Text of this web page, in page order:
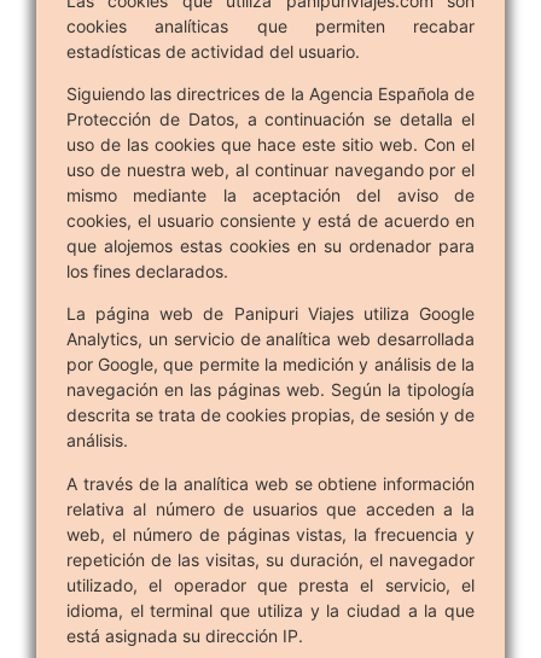
cookies analíticas que permiten recabar
estadísticas de actividad del usuario.
Siguiendo las directrices de la Agencia Española de
Protección de Datos, a continuación se detalla el
uso de las cookies que hace este sitio web. Con el
uso de nuestra web, al continuar navegando por el
mismo mediante la aceptación del aviso de
cookies, el usuario consiente y está de acuerdo en
que alojemos estas cookies en su ordenador para
los fines declarados.
La página web de Panipuri Viajes utiliza Google
Analytics, un servicio de analítica web desarrollada
por Google, que permite la medición y análisis de la
navegación en las páginas web. Según la tipología
descrita se trata de cookies propias, de sesión y de
análisis.
A través de la analítica web se obtiene información
relativa al número de usuarios que acceden a la
web, el número de páginas vistas, la frecuencia y
repetición de las visitas, su duración, el navegador
utilizado, el operador que presta el servicio, el
idioma, el terminal que utiliza y la ciudad a la que
está asignada su dirección IP.